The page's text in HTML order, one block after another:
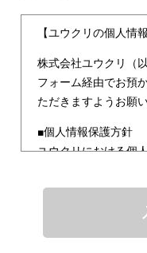
【ユウクリの個人情
株式会社ユウクリ（
フォーム経由でお預
ただきますようお願
■個人情報保護方針
ユウクリにおける個
とし、資質のあるク
なサービスを提供す